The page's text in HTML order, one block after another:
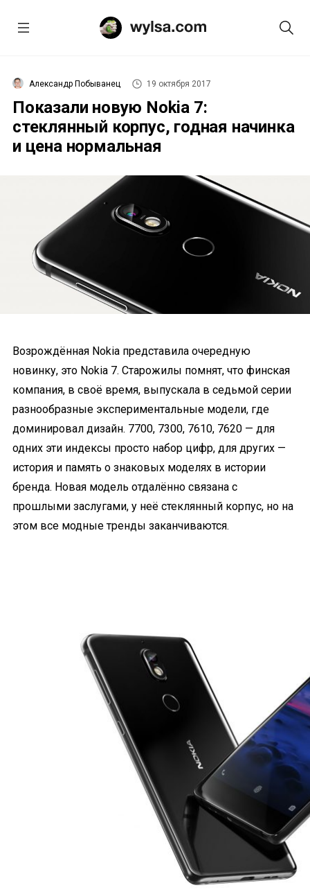
Александр Побыванец 19 октября 2017
Показали новую Nokia 7:
стеклянный корпус, годная начинка
и цена нормальная
Возрождённая Nokia представила очередную
новинку, это Nokia 7. Старожилы помнят, что финская
компания, в своё время, выпускала в седьмой серии
разнообразные экспериментальные модели, где
доминировал дизайн. 7700, 7300, 7610, 7620 — для
одних эти индексы просто набор цифр, для других —
история и память о знаковых моделях в истории
бренда. Новая модель отдалённо связана с
прошлыми заслугами, у неё стеклянный корпус, но на
этом все модные тренды заканчиваются.